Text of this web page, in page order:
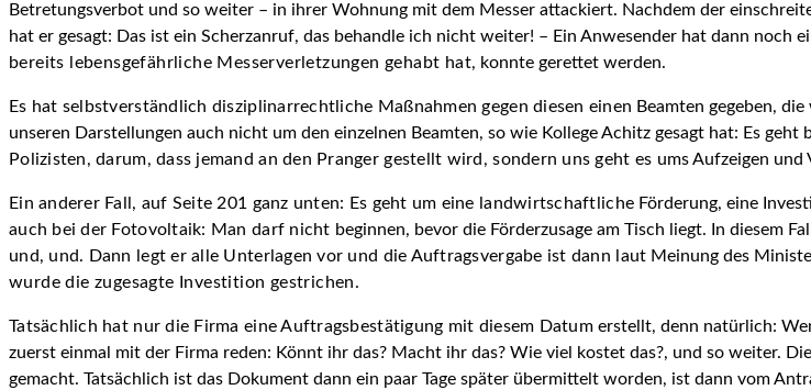
Betretungsverbot und so weiter – in ihrer Wohnung mit dem Messer attackiert. Nachdem der
hat er gesagt: Das ist ein Scherzanruf, das behandle ich nicht weiter! – Ein Anwesender hat dann
bereits lebensgefährliche Messerverletzungen gehabt hat, konnte gerettet werden.
Es hat selbstverständlich disziplinarrechtliche Maßnahmen gegen diesen einen Beamten gegeben,
unseren Darstellungen auch nicht um den einzelnen Beamten, so wie Kollege Achitz gesagt hat: Es geht
Polizisten, darum, dass jemand an den Pranger gestellt wird, sondern uns geht es umsAufzeigen und
Ein anderer Fall, auf Seite 201 ganz unten: Es geht um eine landwirt­schaftliche Förderung, eine
auch bei der Fotovoltaik: Man darf nicht beginnen, bevor die Förderzusage am Tisch liegt. In diesem
und, und. Dann legt er alle Unterlagen vor und die Auftragsvergabe ist dann laut Meinung des
wurde die zugesagte Investition gestrichen.
Tatsächlich hat nur die Firma eine Auftragsbestätigung mit diesem Datumerstellt, denn natürlich:
zuerst einmal mit der Firma reden: Könnt ihr das? Macht ihr das? Wie viel kostet das?, und so weiter.
gemacht. Tatsächlich ist das Dokument dann ein paar Tage später übermittelt worden, ist dann vom